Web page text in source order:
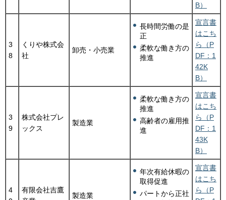
B）
3
8
くりや株式会
社
卸売・小売業
長時間労働の是
正
柔軟な働き方の
推進
宣言書
はこち
ら（P
DF：1
42K
B）
3
9
株式会社プレ
ックス
製造業
柔軟な働き方の
推進
高齢者の雇用推
進
宣言書
はこち
ら（P
DF：1
43K
B）
4
有限会社吉鷹
製造業
年次有給休暇の
取得促進
パートから正社
宣言書
はこち
ら（P